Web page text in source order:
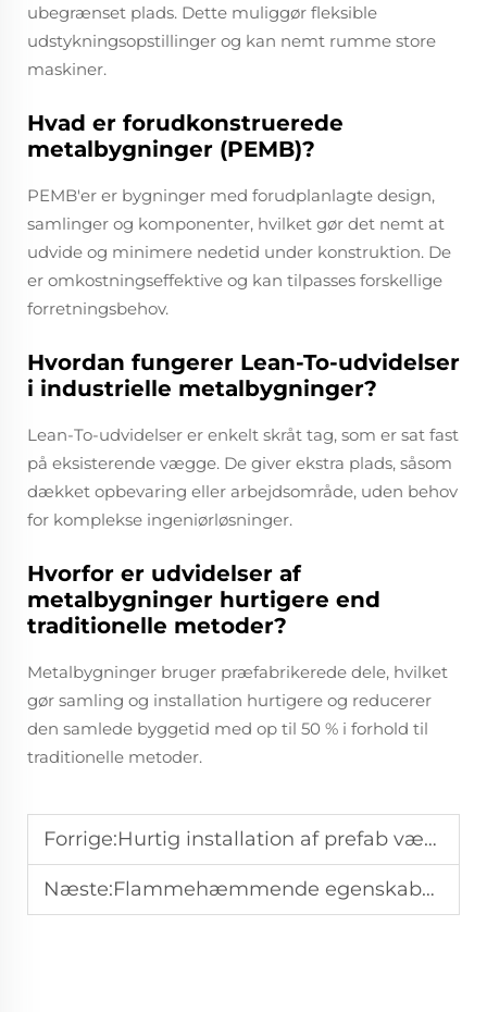
ubegrænset plads. Dette muliggør fleksible
udstykningsopstillinger og kan nemt rumme store
maskiner.
Hvad er forudkonstruerede
metalbygninger (PEMB)?
PEMB'er er bygninger med forudplanlagte design,
samlinger og komponenter, hvilket gør det nemt at
udvide og minimere nedetid under konstruktion. De
er omkostningseffektive og kan tilpasses forskellige
forretningsbehov.
Hvordan fungerer Lean-To-udvidelser
i industrielle metalbygninger?
Lean-To-udvidelser er enkelt skråt tag, som er sat fast
på eksisterende vægge. De giver ekstra plads, såsom
dækket opbevaring eller arbejdsområde, uden behov
for komplekse ingeniørløsninger.
Hvorfor er udvidelser af
metalbygninger hurtigere end
traditionelle metoder?
Metalbygninger bruger præfabrikerede dele, hvilket
gør samling og installation hurtigere og reducerer
den samlede byggetid med op til 50 % i forhold til
traditionelle metoder.
Forrige:Hurtig installation af prefab værksteder: Opfyldning af akutte behov
Næste:Flammehæmmende egenskaber ved industrielle metalbygninger